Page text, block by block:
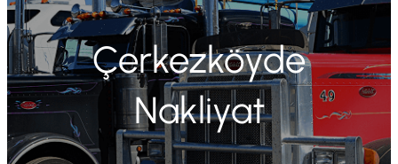
Çerkezköyde
Nakliyat